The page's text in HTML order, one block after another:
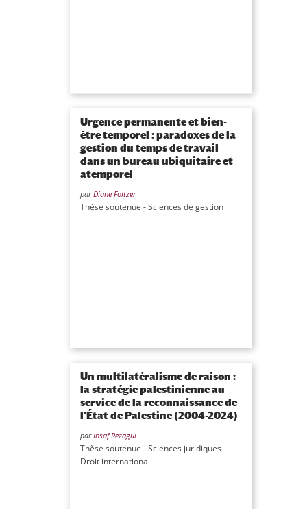
Urgence permanente et bien-
être temporel : paradoxes de la
gestion du temps de travail
dans un bureau ubiquitaire et
atemporel
parDiane Foltzer
Thèse soutenue - Sciences de gestion
Un multilatéralisme de raison :
la stratégie palestinienne au
service de la reconnaissance de
l'État de Palestine (2004-2024)
parInsaf Rezagui
Thèse soutenue - Sciences juridiques -
Droit international